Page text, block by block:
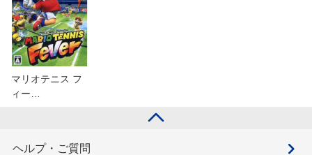
マリオテニス フ
ィー…
ヘルプ・ご質問